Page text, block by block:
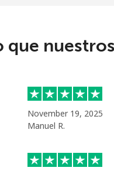
que
November 19, 2025
Manuel R.